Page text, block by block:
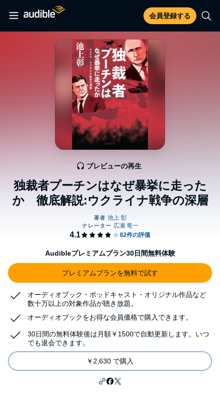
会員登録する
独裁者プーチンはなぜ暴挙に走った
か 徹底解説:ウクライナ戦争の深層
プレビューの再生
Audibleプレミアムプラン30日間無料体験
プレミアムプランを無料で試す
オーディオブック・ポッドキャスト・オリジナル作品など
数十万以上の対象作品が聴き放題。
オーディオブックをお得な会員価格で購入できます。
30日間の無料体験後は月額￥1500で自動更新します。いつ
でも退会できます。
￥2,630 で購入